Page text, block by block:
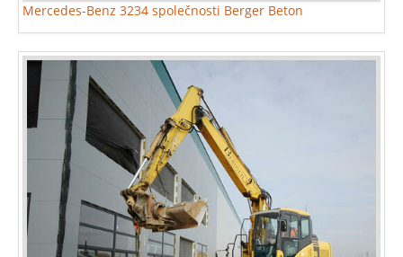
Mercedes-Benz 3234 společnosti Berger Beton